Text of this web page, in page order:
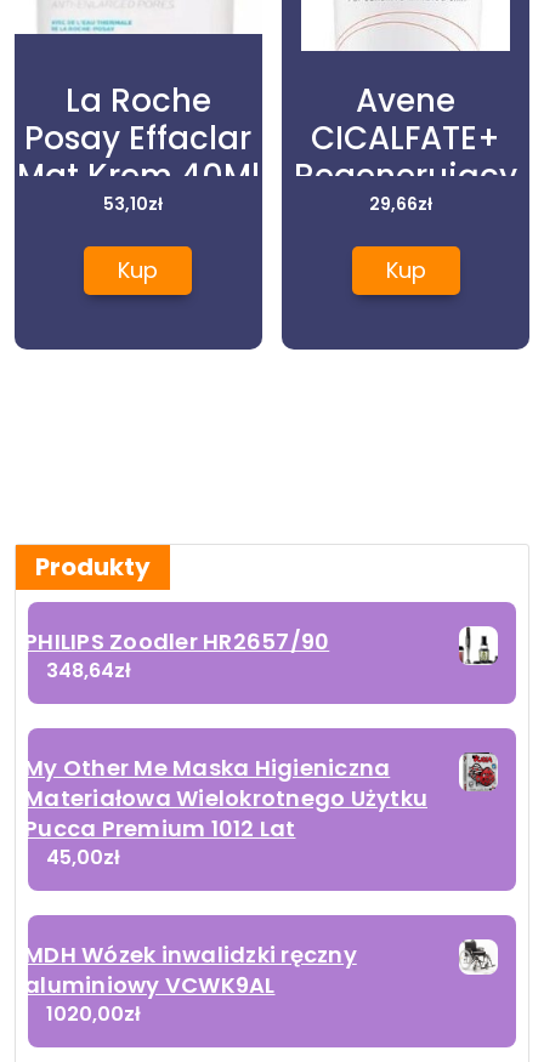
La Roche
Posay Effaclar
Mat Krem 40Ml
53,10zł
Kup
Avene
CICALFATE+
Regenerujący
krem ochronny
40ml
29,66zł
Kup
Produkty
PHILIPS Zoodler HR2657/90
348,64zł
My Other Me Maska Higieniczna
Materiałowa Wielokrotnego Użytku
Pucca Premium 1012 Lat
45,00zł
MDH Wózek inwalidzki ręczny
aluminiowy VCWK9AL
1020,00zł